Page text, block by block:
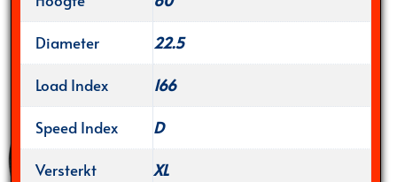
Diameter
22.5
Load Index
166
Speed Index
D
Versterkt
XL